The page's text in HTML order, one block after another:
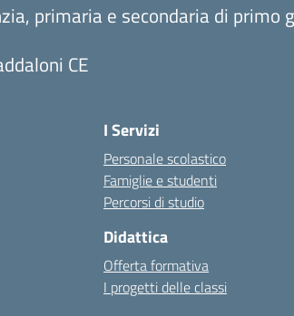
primaria e secondaria di primo
CE
I Servizi
Personale scolastico
Famiglie e studenti
Percorsi di studio
Didattica
Offerta formativa
I progetti delle classi